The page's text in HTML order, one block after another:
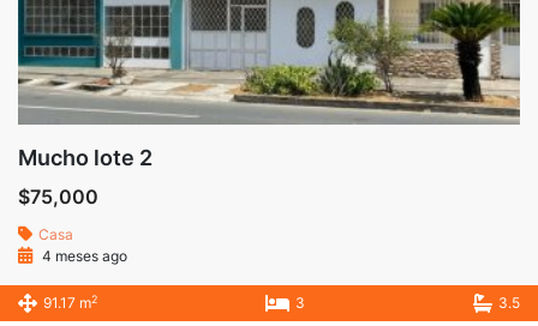
Mucho lote 2
$75,000
Casa
4 meses ago
91.17 m2 3 3.5